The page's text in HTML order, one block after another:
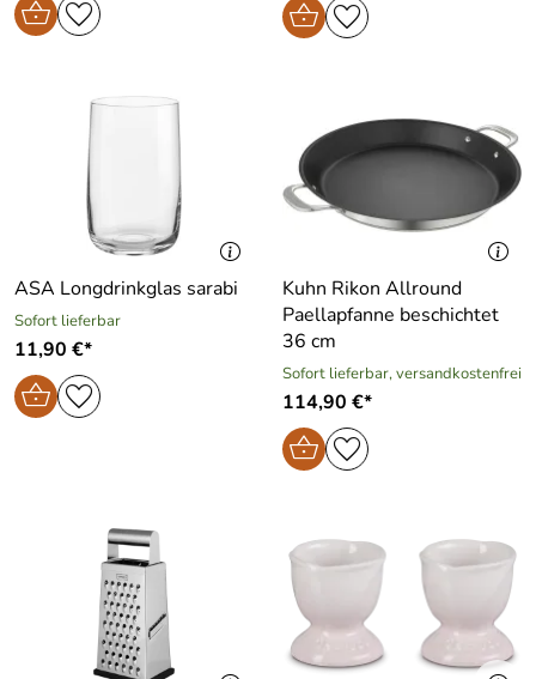
ASA Longdrinkglas sarabi
Sofort lieferbar
11,90 €*
Kuhn Rikon Allround
Paellapfanne beschichtet
36 cm
Sofort lieferbar, versandkostenfrei
114,90 €*